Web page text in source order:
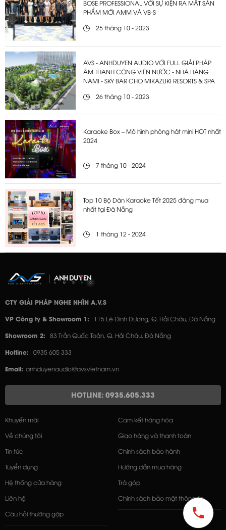
BOSE PROFESSIONAL VỚI SỰ KIỆN RA MẮT SẢN
PHẨM MỚI AMM VÀ VB-S
25 tháng 10 - 2023
AVS - ANHDUYEN AUDIO VỚI FULL GIẢI PHÁP
ÂM THANH CÔNG VIÊN NƯỚC - NHÀ HÀNG
NAMI - SKY BAR CHO MIKAZUKI RESORTS & SPA
26 tháng 10 - 2023
Karaoke Box – Mô hình phòng hát mini HOT nhất
2024
7 tháng 10 - 2024
Top 10 Bộ Dàn Karaoke Tết 2025 đáng mua
nhất tại Đà Nẵng
1 tháng 12 - 2024
CTY GIẢI PHÁP NGHE NHÌN A.V.S
VP Công ty & Showroom 1: 115 Lê Đình Dương, Q. Hải Châu, Đà Nẵng
Showroom 2: 83 Trần Quốc Toản, Q. Hải Châu, Đà Nẵng
Hotline: 0935 605 333
Email: anhduyenaudio@avsvietnam.vn
HOTLINE: 0935.605.333
Khuyến mãi
Về chúng tôi
Tin tức
Tuyển dụng
Hệ thống cửa hàng
Liên hệ
Câu hỏi thường gặp
Cam kết hàng hóa
Giao hàng và thanh toán
Chính sách bảo hành
Hướng dẫn mua hàng
Trả góp
Chính sách bảo mật thông tin